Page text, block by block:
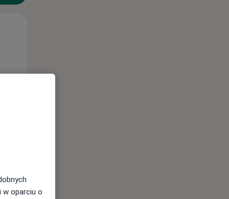
w oparciu o